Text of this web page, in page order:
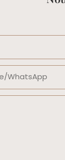
WhatsApp